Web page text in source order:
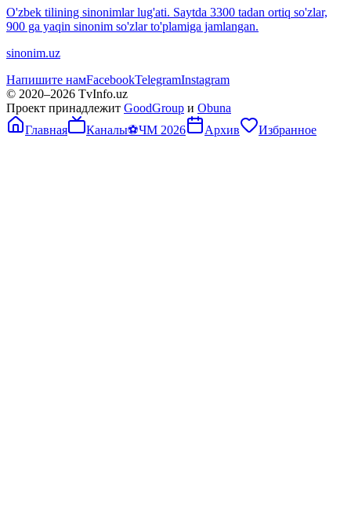
O'zbek tilining sinonimlar lug'ati. Saytda 3300 tadan ortiq so'zlar,
900 ga yaqin sinonim so'zlar to'plamiga jamlangan.
sinonim.uz
Напишите намFacebookTelegramInstagram
© 2020–2026 TvInfo.uz
Проект принадлежит GoodGroup и Obuna
Главная
Каналы⚽ЧМ 2026 Архив Избранное